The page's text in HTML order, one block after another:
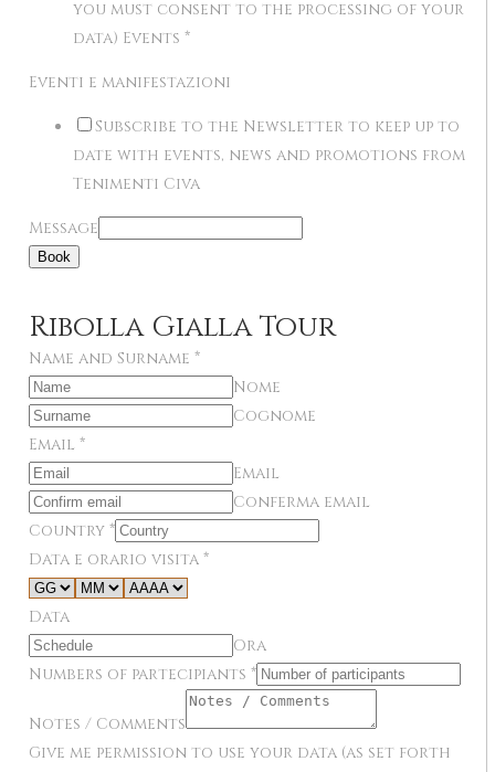
you must consent to the processing of your
data) Events *
Eventi e manifestazioni
Subscribe to the Newsletter to keep up to
date with events, news and promotions from
Tenimenti Civa
Message
Book
Ribolla Gialla Tour
Name and Surname *
Nome
Cognome
Email *
Email
Conferma email
Country *
Data e orario visita *
Data
Ora
Numbers of partecipiants *
Notes / Comments
Give me permission to use your data (as set forth